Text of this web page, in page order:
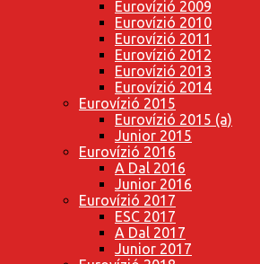
Eurovízió 2009
Eurovízió 2010
Eurovízió 2011
Eurovízió 2012
Eurovízió 2013
Eurovízió 2014
Eurovízió 2015
Eurovízió 2015 (a)
Junior 2015
Eurovízió 2016
A Dal 2016
Junior 2016
Eurovízió 2017
ESC 2017
A Dal 2017
Junior 2017